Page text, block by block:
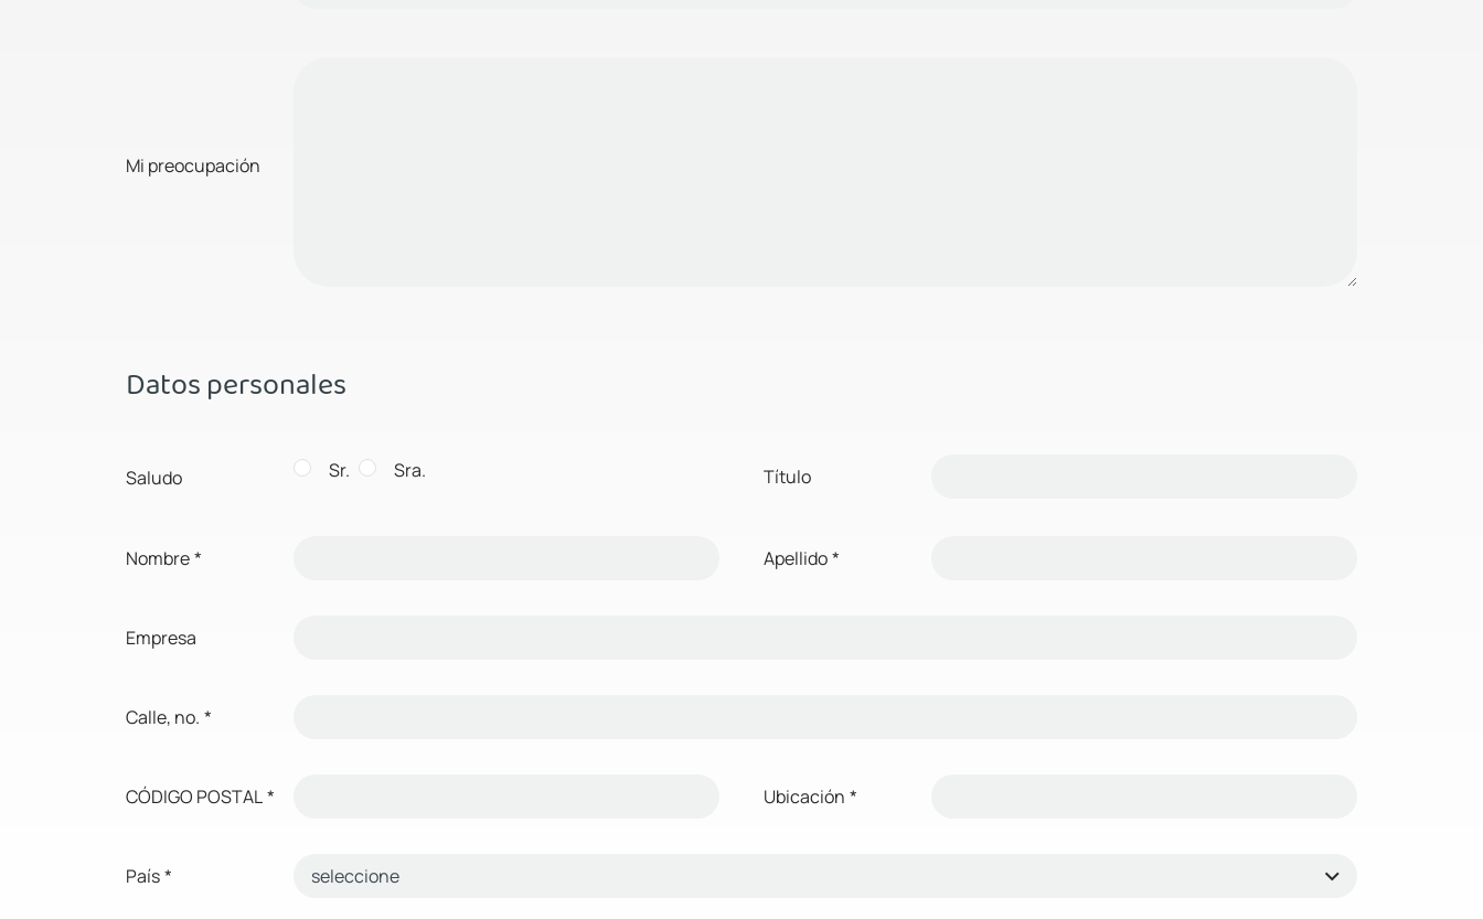
Mi preocupación
Datos personales
Saludo Sr. Sra. Título
Nombre* Apellido*
Empresa
Calle, no. *
CÓDIGO POSTAL* Ubicación *
País*